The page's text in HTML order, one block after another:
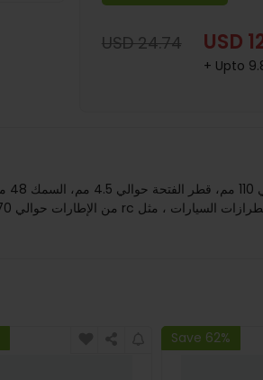
USD 24.74 USD
+ Upto
Save 62%